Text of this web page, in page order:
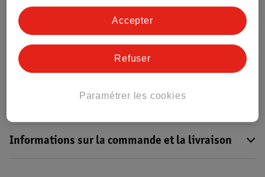
Informations figurant sur l'étiquette
Nature Impact Score
Ce produit n’a (pas encore) de "Nature
Plus d’informations
Informations sur la commande et la livraison
Paramétrer les cookies
Refuser
Accepter